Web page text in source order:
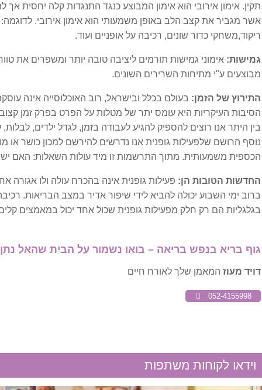
פיברומיאלגיה
שפעות
תסמונת העייפות הכרונית
מערכת מנטלית
בעיות קשב וריכוז
היפראקטיביות
זיכרון ושכחה
המיפלגיה
שבץ מוחי
תקין. אימון אירובי הוא אימון המבוצע כנגד התנגדות קלה יחסית
אשר מגביר את קצב הלב באופן משמעותי הוא אימון אירובי.
ריקוד,משחקי כדור שונים, רכיבה על אופניים ועוד.
גמישות: אימוני גמישות תורמים ליציבה טובה יותר ומשפרים את
מבוצעים ע"י מתיחות השרירים השונים.
התירוץ של הזמן: בעולם בכלל ובישראל, רוב האוכלוסייה אינה
הסיבות העיקריות היא עומס יתר של מטלות על הפרט בפרק זמן
בין היתר אנו רוצים להספיק להגיע לעבודה בזמן, לגדל ילדים, לבלות,
נוסף הרושם שלפעילות גופנית אנו נדרשים להירשם למכון כושר או
הכספית משמעותית. מתוך התרשמות זו מיד עולות השאלות: האם יש
החדשות הטובות הן:
ברוב ימי השבוע יכולה להביא לידי שיפור אדיר במצב הבריאות.
בגלגליות הם רק חלק מפעילות גופנית שכול אחד יכול במאמצים
גוף בריא בנפש בריאה – בואו נשמור על הבית שהאל נתן
דויד מעוזהמאמן שלך לאורח חיים
052-4155998
וידאו לקוחות משתפות